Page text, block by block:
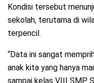
Kondisi tersebut
sekolah, terutama di
terpencil.
“Data ini sangat
anak kita yang hanya
sampai kelas VIII SMP.